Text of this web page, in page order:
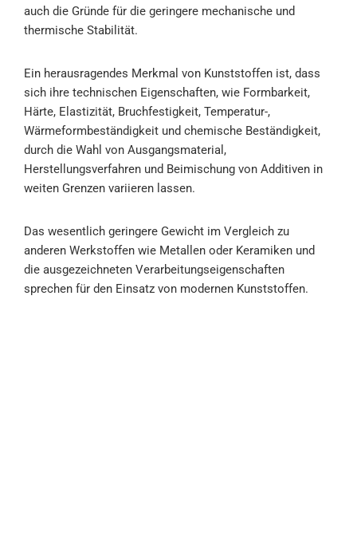
auch die Gründe für die geringere mechanische und
thermische Stabilität.
Ein herausragendes Merkmal von Kunststoffen ist, dass
sich ihre technischen Eigenschaften, wie Formbarkeit,
Härte, Elastizität, Bruchfestigkeit, Temperatur-,
Wärmeformbeständigkeit und chemische Beständigkeit,
durch die Wahl von Ausgangsmaterial,
Herstellungsverfahren und Beimischung von Additiven in
weiten Grenzen variieren lassen.
Das wesentlich geringere Gewicht im Vergleich zu
anderen Werkstoffen wie Metallen oder Keramiken und
die ausgezeichneten Verarbeitungseigenschaften
sprechen für den Einsatz von modernen Kunststoffen.